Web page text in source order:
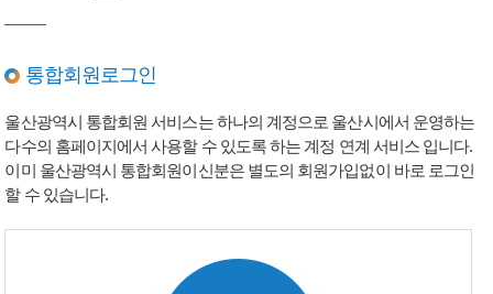
통합회원로그인
울산광역시 통합회원 서비스는 하나의 계정으로 울산시에서 운영하는
다수의 홈페이지에서 사용할 수 있도록 하는 계정 연계 서비스 입니다.
이미 울산광역시 통합회원이신분은 별도의 회원가입없이 바로 로그인
할 수 있습니다.